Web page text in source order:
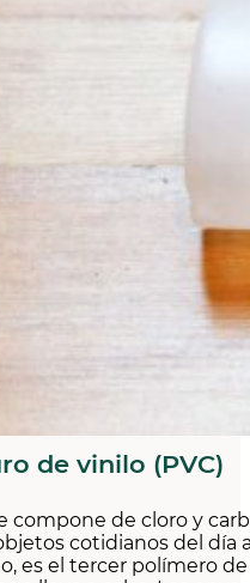
de vinilo (PVC)
compone de cloro y
cotidianos del día
es el tercer polímero